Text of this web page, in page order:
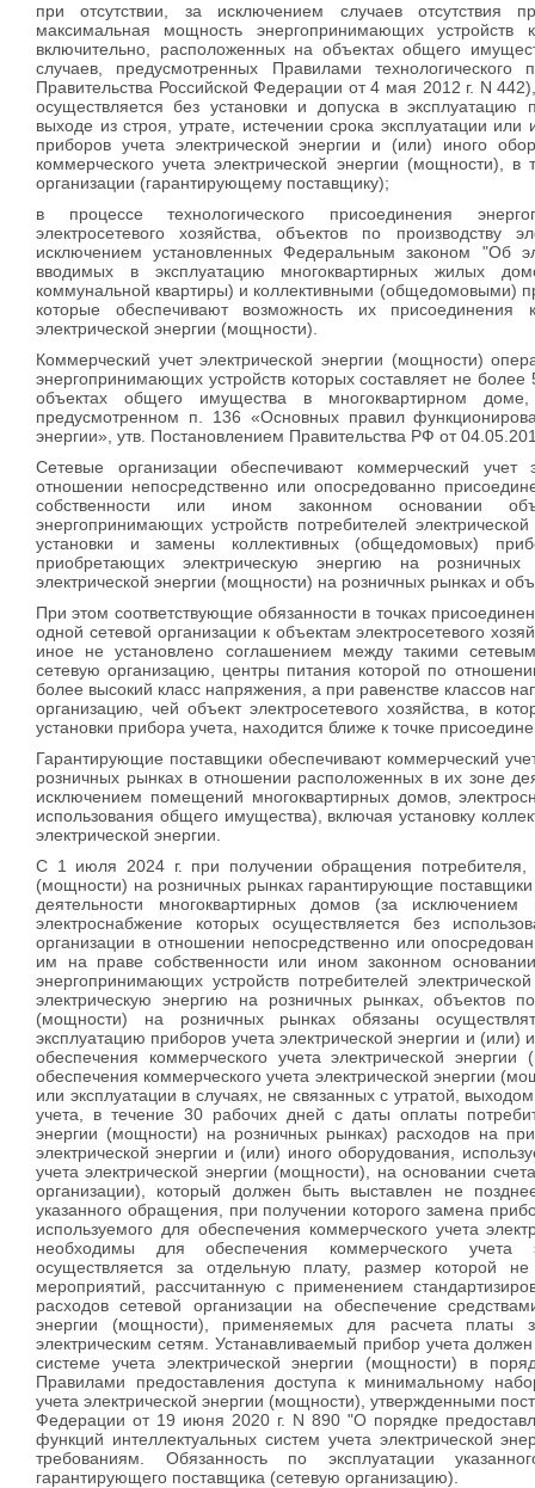
при отсутствии, за исключением случаев отсутствия
максимальная мощность энергопринимающих
включительно, расположенных на объектах общего
случаев, предусмотренных Правилами
Правительства Российской Федерации от 4 мая 2012 г. N
осуществляется без установки и допуска в эксплуатацию
выходе из строя, утрате, истечении срока эксплуатации
приборов учета электрической энергии и (или) иного
коммерческого учета электрической энергии (мощности),
организации (гарантирующему поставщику);
в процессе технологического присоединения
электросетевого хозяйства, объектов по производству
исключением установленных Федеральным законом "Об
вводимых в эксплуатацию многоквартирных жилых
коммунальной квартиры) и коллективными (общедомовыми)
которые обеспечивают возможность их присоединения
электрической энергии (мощности).
Коммерческий учет электрической энергии (мощности)
энергопринимающих устройств которых составляет не
объектах общего имущества в многоквартирном
предусмотренном п. 136 «Основных правил
энергии», утв. Постановлением Правительства РФ от
Сетевые организации обеспечивают коммерческий учет
отношении непосредственно или опосредованно
собственности или ином законном основании
энергопринимающих устройств потребителей
установки и замены коллективных (общедомовых)
приобретающих электрическую энергию на
электрической энергии (мощности) на розничных рынках и
При этом соответствующие обязанности в точках
одной сетевой организации к объектам электросетевого
иное не установлено соглашением между такими
сетевую организацию, центры питания которой по
более высокий класс напряжения, а при равенстве классов
организацию, чей объект электросетевого хозяйства, в
установки прибора учета, находится ближе к точке
Гарантирующие поставщики обеспечивают коммерческий
розничных рынках в отношении расположенных в их зоне
исключением помещений многоквартирных домов,
использования общего имущества), включая установку
электрической энергии.
С 1 июля 2024 г. при получении обращения потребителя,
(мощности) на розничных рынках гарантирующие
деятельности многоквартирных домов (за
электроснабжение которых осуществляется без
организации в отношении непосредственно или
им на праве собственности или ином законном основании
энергопринимающих устройств потребителей
электрическую энергию на розничных рынках, объектов по
(мощности) на розничных рынках обязаны
эксплуатацию приборов учета электрической энергии и (или)
обеспечения коммерческого учета электрической
обеспечения коммерческого учета электрической энергии
или эксплуатации в случаях, не связанных с утратой,
учета, в течение 30 рабочих дней с даты оплаты
энергии (мощности) на розничных рынках) расходов на
электрической энергии и (или) иного оборудования,
учета электрической энергии (мощности), на основании
организации), который должен быть выставлен не
указанного обращения, при получении которого замена
используемого для обеспечения коммерческого учета
необходимы для обеспечения коммерческого учета
осуществляется за отдельную плату, размер которой
мероприятий, рассчитанную с применением
расходов сетевой организации на обеспечение
энергии (мощности), применяемых для расчета платы
электрическим сетям. Устанавливаемый прибор учета
системе учета электрической энергии (мощности) в
Правилами предоставления доступа к минимальному
учета электрической энергии (мощности), утвержденными
Федерации от 19 июня 2020 г. N 890 "О порядке
функций интеллектуальных систем учета электрической
требованиям. Обязанность по эксплуатации
гарантирующего поставщика (сетевую организацию).